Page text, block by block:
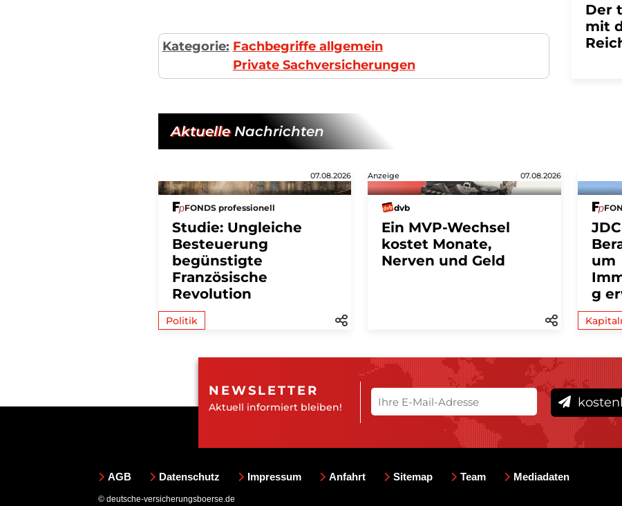
Kategorie: Fachbegriffe allgemein
Private Sachversicherungen
Der
mit
AktuelleNachrichten
07.08.2026
FONDS professionell
Studie: Ungleiche
Besteuerung
begünstigte
Französische
Revolution
Politik
Anzeige 07.08.2026
dvb
Ein MVP-Wechsel
kostet Monate,
Nerven und Geld
um
g
NEWSLETTER
Aktuell informiert bleiben!
AGB Datenschutz Impressum Anfahrt Sitemap Team Mediadaten
© deutsche-versicherungsboerse.de